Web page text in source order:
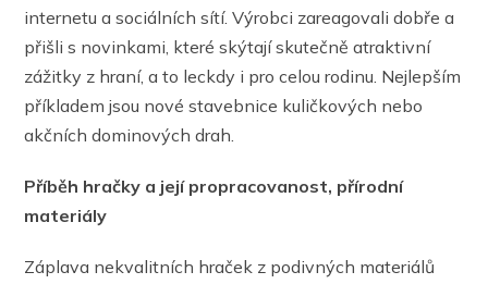
internetu a sociálních sítí. Výrobci zareagovali dobře a
přišli s novinkami, které skýtají skutečně atraktivní
zážitky z hraní, a to leckdy i pro celou rodinu. Nejlepším
příkladem jsou nové stavebnice kuličkových nebo
akčních dominových drah.
Příběh hračky a její propracovanost, přírodní
materiály
Záplava nekvalitních hraček z podivných materiálů